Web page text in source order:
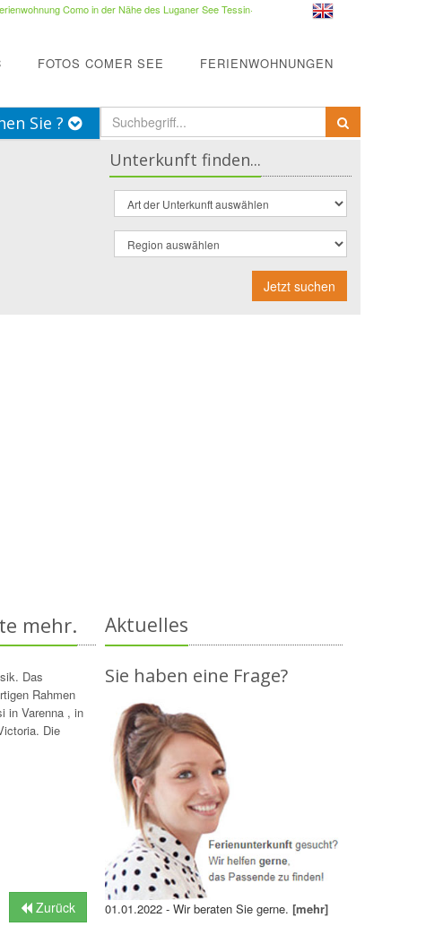
Como in der Nähe des Luganer See Tessin·
FOTOS COMER SEE FERIENWOHNUNGEN
Sie ?
Unterkunft finden...
Jetzt suchen
mehr.
Das
Rahmen
in Varenna , in
Die
Zurück
Aktuelles
Sie haben eine Frage?
01.01.2022 - Wir beraten Sie gerne. [mehr]